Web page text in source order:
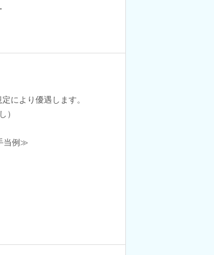
により優遇します。
）
当例≫